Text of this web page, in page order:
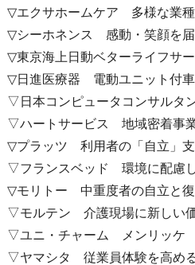
▽エクサホームケア 多様な業種
▽シーホネンス 感動・笑顔を届
▽東京海上日動ベターライフサ
▽日進医療器 電動ユニット付車
▽日本コンピュータコンサルタ
▽ハートサービス 地域密着事業
▽プラッツ 利用者の「自立」支
▽フランスベッド 環境に配慮し
▽モリトー 中重度者の自立と復
▽モルテン 介護現場に新しい価
▽ユニ・チャーム メンリッケ
▽ヤマシタ 従業員体験を高め